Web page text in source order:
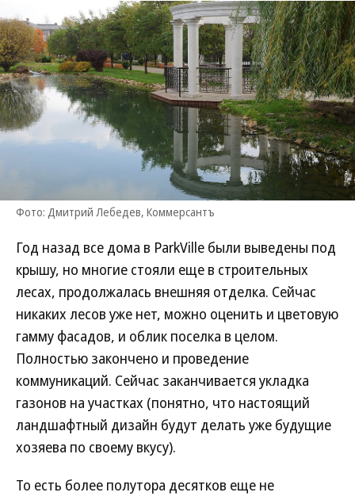
Фото: Дмитрий Лебедев, Коммерсантъ
Год назад все дома в ParkVille были выведены под
крышу, но многие стояли еще в строительных
лесах, продолжалась внешняя отделка. Сейчас
никаких лесов уже нет, можно оценить и цветовую
гамму фасадов, и облик поселка в целом.
Полностью закончено и проведение
коммуникаций. Сейчас заканчивается укладка
газонов на участках (понятно, что настоящий
ландшафтный дизайн будут делать уже будущие
хозяева по своему вкусу).
То есть более полутора десятков еще не